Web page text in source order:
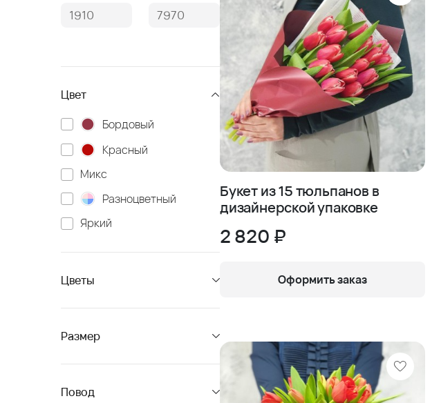
Цвет
Бордовый
Красный
Микс
Разноцветный
Яркий
Цветы
Размер
Повод
Сначала дороже
Букет из 15 тюльпанов в
дизайнерской упаковке
2 820 ₽
Оформить заказ